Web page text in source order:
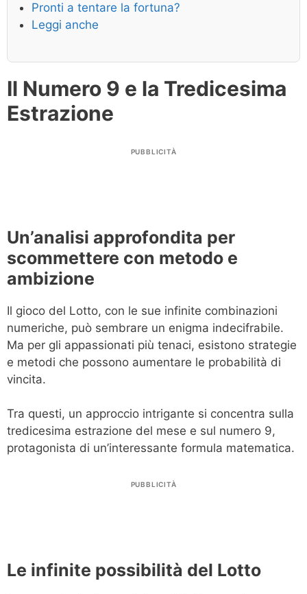
Pronti a tentare la fortuna?
Leggi anche
Il Numero 9 e la Tredicesima
Estrazione
PUBBLICITÀ
Un’analisi approfondita per
scommettere con metodo e
ambizione
Il gioco del Lotto, con le sue infinite combinazioni
numeriche, può sembrare un enigma indecifrabile.
Ma per gli appassionati più tenaci, esistono strategie
e metodi che possono aumentare le probabilità di
vincita.
Tra questi, un approccio intrigante si concentra sulla
tredicesima estrazione del mese e sul numero 9,
protagonista di un’interessante formula matematica.
PUBBLICITÀ
Le infinite possibilità del Lotto